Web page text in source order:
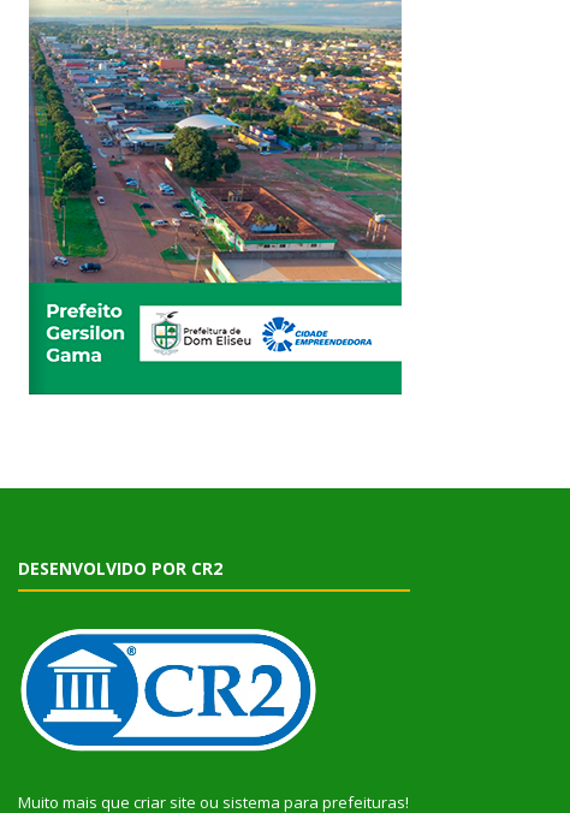
DESENVOLVIDO POR CR2
Muito mais que criar site ou sistema para prefeituras!